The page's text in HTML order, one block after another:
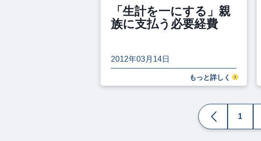
「生計を一にする」親
族に支払う必要経費
2012年03月14日
もっと詳しく
1